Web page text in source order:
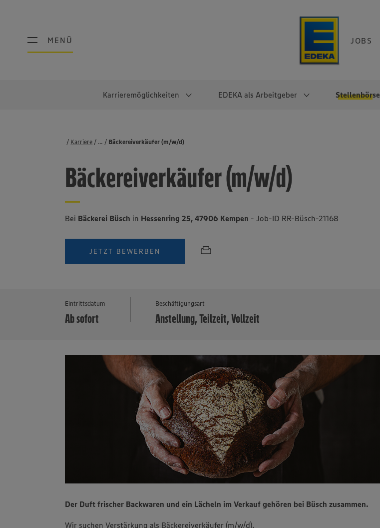
MENÜ JOBS
MENÜ
Karrieremöglichkeiten EDEKA als Arbeitgeber Stellenbörse
Schülerpraktikum Abschlussarbeiten
Werkstudierendentätigkeit
Direkteinstieg
Noch Fragen?
Faires Gehalt
Diversität
Lebensmittelproduktion
Lager & Logistik
EDEKA-Zentrale
EDEKA Fruchtkontor
EDEKA-
Regionalgesellschaften
Karriere Stellenbörse
Bäckereiverkäufer (m/w/d)
...
Bäckereiverkäufer (m/w/d)
Bei Bäckerei Büsch in Hessenring 25, 47906 Kempen - Job-ID RR-Büsch-21168
JETZT BEWERBEN
Eintrittsdatum
Ab sofort
Beschäftigungsart
Anstellung, Teilzeit, Vollzeit
Der Duft frischer Backwaren und ein Lächeln im Verkauf gehören bei Büsch zusammen.
Wir suchen Verstärkung als Bäckereiverkäufer (m/w/d).